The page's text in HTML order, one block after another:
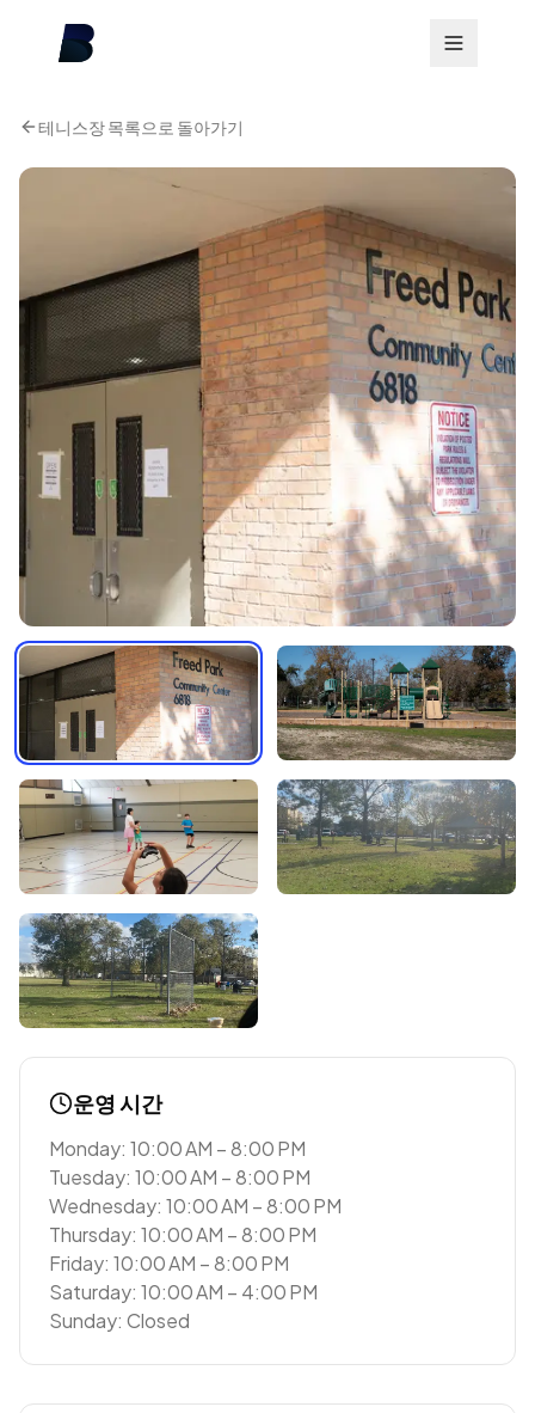
테니스장 목록으로 돌아가기
운영 시간
Monday: 10:00 AM – 8:00 PM
Tuesday: 10:00 AM – 8:00 PM
Wednesday: 10:00 AM – 8:00 PM
Thursday: 10:00 AM – 8:00 PM
Friday: 10:00 AM – 8:00 PM
Saturday: 10:00 AM – 4:00 PM
Sunday: Closed